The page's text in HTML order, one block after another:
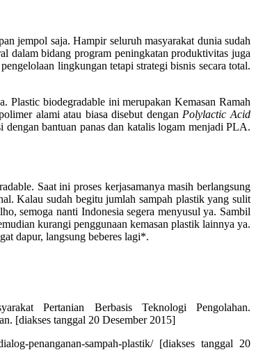
jempol saja. Hampir seluruh masyarakat dunia sudah
dalam bidang program peningkatan produktivitas juga
lingkungan tetapi strategi bisnis secara total.
Plastic biodegradable ini merupakan Kemasan Ramah
alami atau biasa disebut dengan Polylactic Acid
bantuan panas dan katalis logam menjadi PLA.
Saat ini proses kerjasamanya masih berlangsung
Kalau sudah begitu jumlah sampah plastik yang sulit
semoga nanti Indonesia segera menyusul ya. Sambil
kurangi penggunaan kemasan plastik lainnya ya.
dapur, langsung beberes lagi*.
Pertanian Berbasis Teknologi Pengolahan.
[diakses tanggal 20 Desember 2015]
penanganan-sampah-plastik/ [diakses tanggal 20